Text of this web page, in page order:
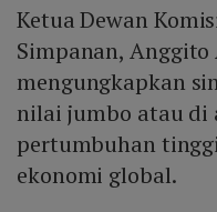
Ketua Dewan
Simpanan,
mengungkapkan
nilai jumbo atau di
pertumbuhan
ekonomi global.